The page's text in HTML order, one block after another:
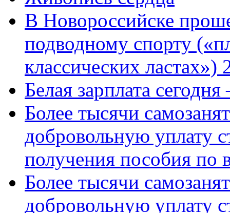
В Новороссийске
подводному спорту
классических ластах»)
Белая зарплата
Более тысячи
добровольную уплату
получения пособия по
Более тысячи
добровольную уплату